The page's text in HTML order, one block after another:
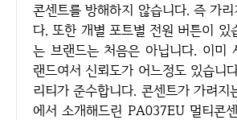
콘센트를 방해하지 않습니다. 즉 가
다. 또한 개별 포트별 전원 버튼이
는 브랜드는 처음은 아닙니다. 이미
랜드여서 신뢰도가 어느정도 있습니
리티가 준수합니다. 콘센트가 가려지
에서 소개해드린 PA037EU 멀티콘